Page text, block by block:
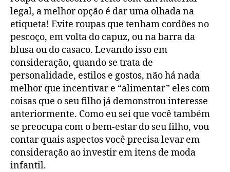
legal, a melhor opção é dar uma olhada na
etiqueta! Evite roupas que tenham cordões no
pescoço, em volta do capuz, ou na barra da
blusa ou do casaco. Levando isso em
consideração, quando se trata de
personalidade, estilos e gostos, não há nada
melhor que incentivar e “alimentar” eles com
coisas que o seu filho já demonstrou interesse
anteriormente. Como eu sei que você também
se preocupa com o bem-estar do seu filho, vou
contar quais aspectos você precisa levar em
consideração ao investir em itens de moda
infantil.